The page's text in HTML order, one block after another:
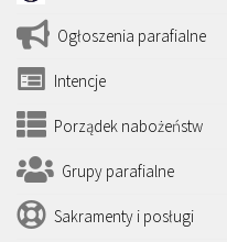
Ogłoszenia parafialne
Intencje
Porządek nabożeństw
Grupy parafialne
Sakramenty i posługi